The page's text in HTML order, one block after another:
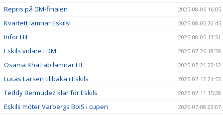
Repris på DM-finalen 2025-08-06 16:05
Kvartett lämnar Eskils! 2025-08-05 20:45
Inför HIF 2025-08-05 13:31
Eskils vidare i DM 2025-07-26 18:39
Osama Khattab lämnar EIF 2025-07-21 22:12
Lucas Larsen tillbaka i Eskils 2025-07-12 21:53
Teddy Bermudez klar för Eskils 2025-07-11 15:28
Eskils möter Varbergs BoIS i cupen 2025-07-08 23:07